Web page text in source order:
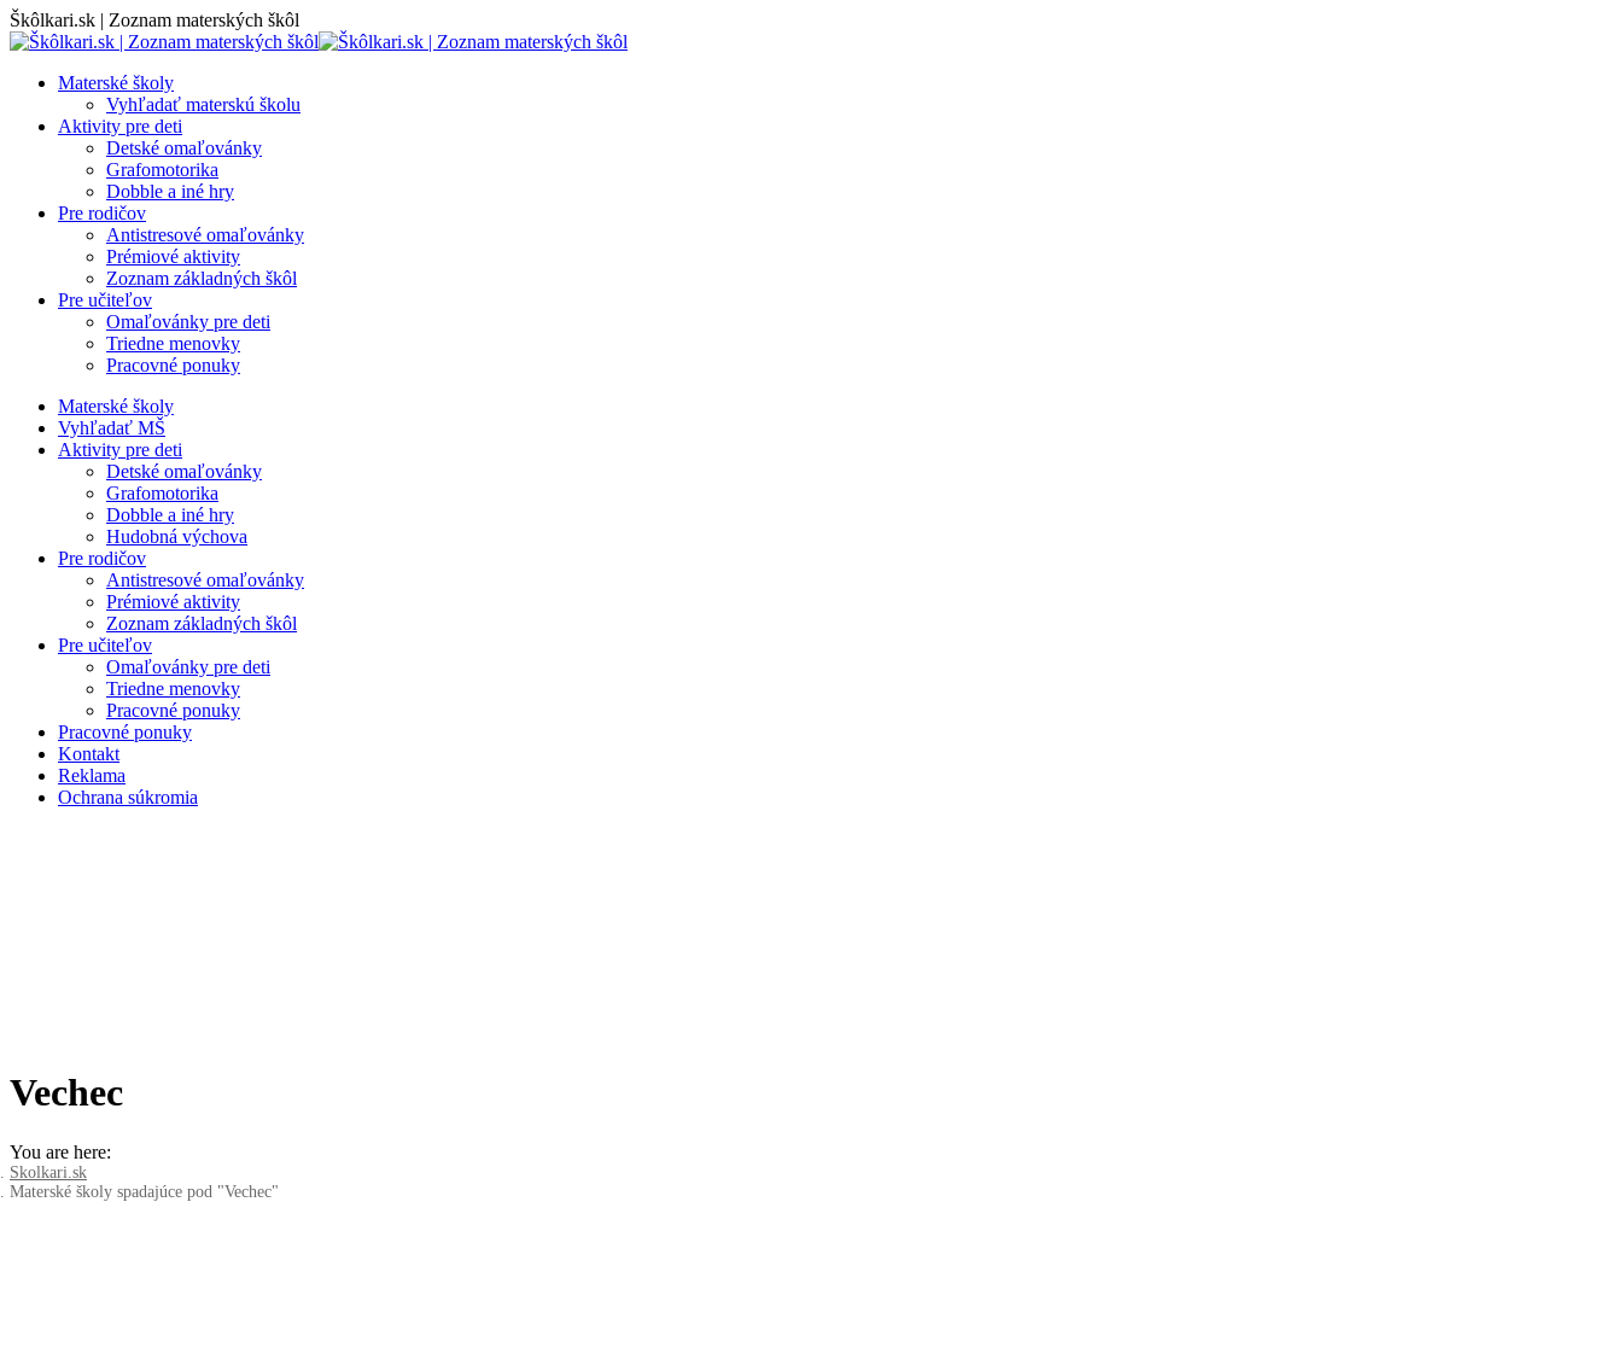
Skip
to
Škôlkari.sk | Zoznam materských škôl
Materské školy
Vyhľadať materskú školu
Aktivity pre deti
Detské omaľovánky
Grafomotorika
Dobble a iné hry
Pre rodičov
Antistresové omaľovánky
Prémiové aktivity
Zoznam základných škôl
Pre učiteľov
Omaľovánky pre deti
Triedne menovky
Pracovné ponuky
Materské školy
Vyhľadať MŠ
Aktivity pre deti
Detské omaľovánky
Grafomotorika
Dobble a iné hry
Hudobná výchova
Pre rodičov
Antistresové omaľovánky
Prémiové aktivity
Zoznam základných škôl
Pre učiteľov
Omaľovánky pre deti
Triedne menovky
Pracovné ponuky
Pracovné ponuky
Kontakt
Reklama
Ochrana súkromia
Vechec
You are here:
Skolkari.sk
Materské školy spadajúce pod "Vechec"